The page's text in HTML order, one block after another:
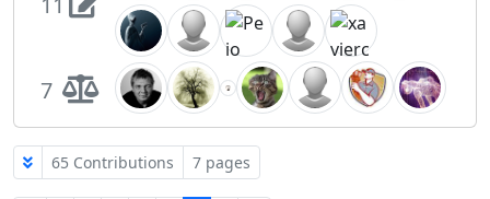
7
65 Contributions 7 pages